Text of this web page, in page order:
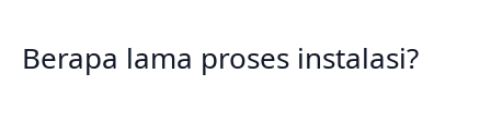
Berapa lama proses instalasi?